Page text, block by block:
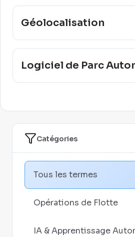
Catégories
Tous les termes
Opérations de Flotte
IA & Apprentissage
Géolocalisation
Logiciel de Parc